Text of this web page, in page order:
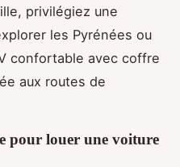
privilégiez une
les Pyrénées ou
confortable avec coffre
aux routes de
pour louer une voiture